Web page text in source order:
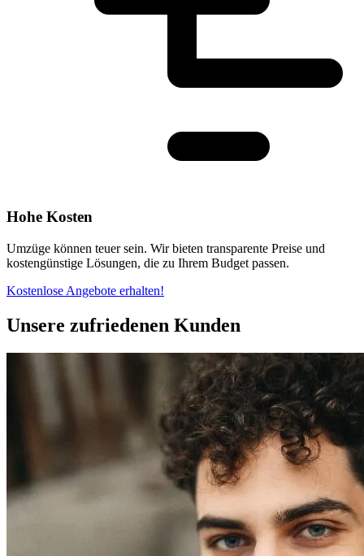
Hohe Kosten
Umzüge können teuer sein. Wir bieten transparente Preise und
kostengünstige Lösungen, die zu Ihrem Budget passen.
Kostenlose Angebote erhalten!
Unsere zufriedenen Kunden